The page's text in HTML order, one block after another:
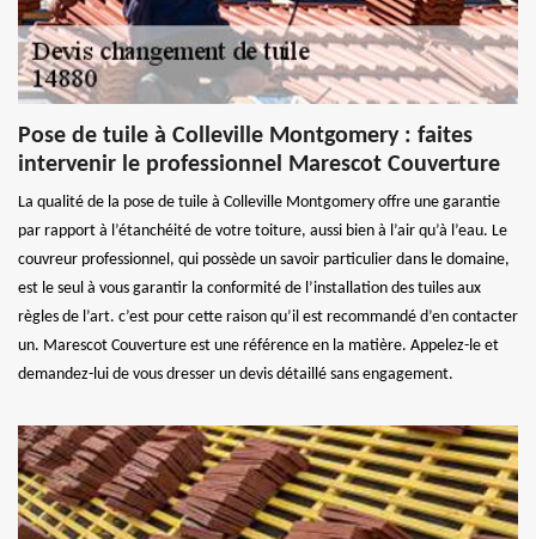
Pose de tuile à Colleville Montgomery : faites
intervenir le professionnel Marescot Couverture
La qualité de la pose de tuile à Colleville Montgomery offre une garantie
par rapport à l’étanchéité de votre toiture, aussi bien à l’air qu’à l’eau. Le
couvreur professionnel, qui possède un savoir particulier dans le domaine,
est le seul à vous garantir la conformité de l’installation des tuiles aux
règles de l’art. c’est pour cette raison qu’il est recommandé d’en contacter
un. Marescot Couverture est une référence en la matière. Appelez-le et
demandez-lui de vous dresser un devis détaillé sans engagement.